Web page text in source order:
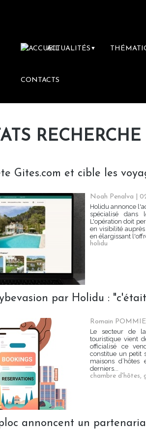
ACTUALITÉS ▼
CONTACTS
RECHERCHE
Gites.com et cible les
Noah Penalva |
Holidu annonce
spécialisé dans
L'opération doit
en visibilité
en élargissant
holidu
par Holidu :
Romain
Le secteur de
touristique vient
officialisé ce
constitue un petit
maisons
derniers...
chambre d'hôtes,
annoncent un